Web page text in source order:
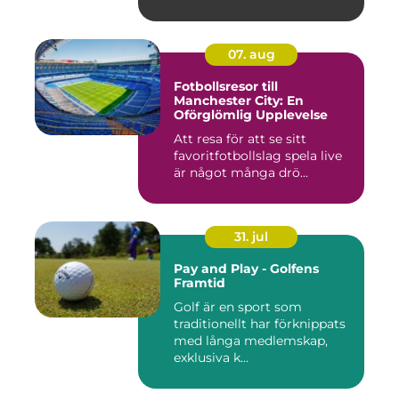
07. aug
Fotbollsresor till
Manchester City: En
Oförglömlig Upplevelse
Att resa för att se sitt
favoritfotbollslag spela live
är något många drö...
31. jul
Pay and Play - Golfens
Framtid
Golf är en sport som
traditionellt har förknippats
med långa medlemskap,
exklusiva k...